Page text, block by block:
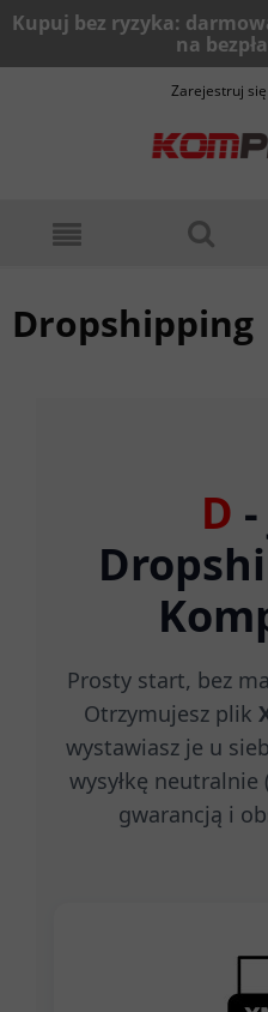
Zarejestruj się
Dropshipping
D
Prosty start, bez
Otrzymujesz plik
wystawiasz je u
wysyłkę neutralnie
gwarancją i